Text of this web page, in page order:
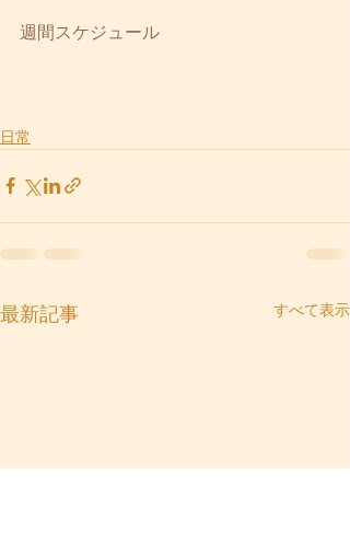
週間スケジュール
日常
最新記事 すべて表示